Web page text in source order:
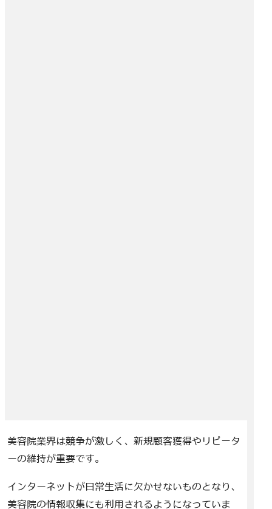
美容院業界は競争が激しく、新規顧客獲得やリピータ
ーの維持が重要です。
インターネットが日常生活に欠かせないものとなり、
美容院の情報収集にも利用されるようになっていま